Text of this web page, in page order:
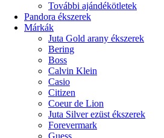
További ajándékötletek
Pandora ékszerek
Márkák
Juta Gold arany ékszerek
Bering
Boss
Calvin Klein
Casio
Citizen
Coeur de Lion
Juta Silver ezüst ékszerek
Forevermark
Guess